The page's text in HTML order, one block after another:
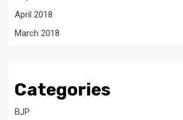
April 2018
March 2018
Categories
BJP